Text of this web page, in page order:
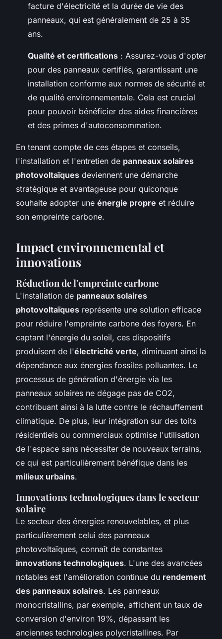
facture d'électricité et la durée de vie des
panneaux, qui est généralement de 25 à 35
ans.
Qualité et certifications : Assurez-vous d'opter
pour des panneaux certifiés, garantissant une
installation conforme aux normes de sécurité et
de qualité environnementale. Cela est crucial
pour pouvoir bénéficier des aides financières
et des primes d'autoconsommation.
En tenant compte de ces étapes et conseils,
l'installation et l'entretien de panneaux solaires
photovoltaïques deviennent une démarche
stratégique et avantageuse pour quiconque
souhaite adopter une énergie propre et réduire
son empreinte carbone.
Impact environnemental et
innovations
Réduction de l'empreinte carbone
L'installation de panneaux solaires
photovoltaïques représente une solution efficace
pour réduire l'empreinte carbone des foyers. En
captant l'énergie du soleil, ces dispositifs
produisent de l'électricité verte, diminuant ainsi la
dépendance aux énergies fossiles polluantes. Le
processus de génération d'énergie via les
panneaux solaires ne dégage pas de CO2,
contribuant ainsi à la lutte contre le réchauffement
climatique. De plus, leur intégration sur des toits
résidentiels ou commerciaux optimise l'utilisation
de l'espace sans nécessiter de nouveaux terrains,
ce qui est particulièrement bénéfique dans les
milieux urbains.
Innovations technologiques dans le secteur
solaire
Le secteur des énergies renouvelables, et plus
particulièrement celui des panneaux
photovoltaïques, connaît de constantes
innovations technologiques. L'une des avancées
notables est l'amélioration continue du rendement
des panneaux solaires. Les panneaux
monocristallins, par exemple, affichent un taux de
conversion d'environ 19%, dépassant les
anciennes technologies polycristallines. Par